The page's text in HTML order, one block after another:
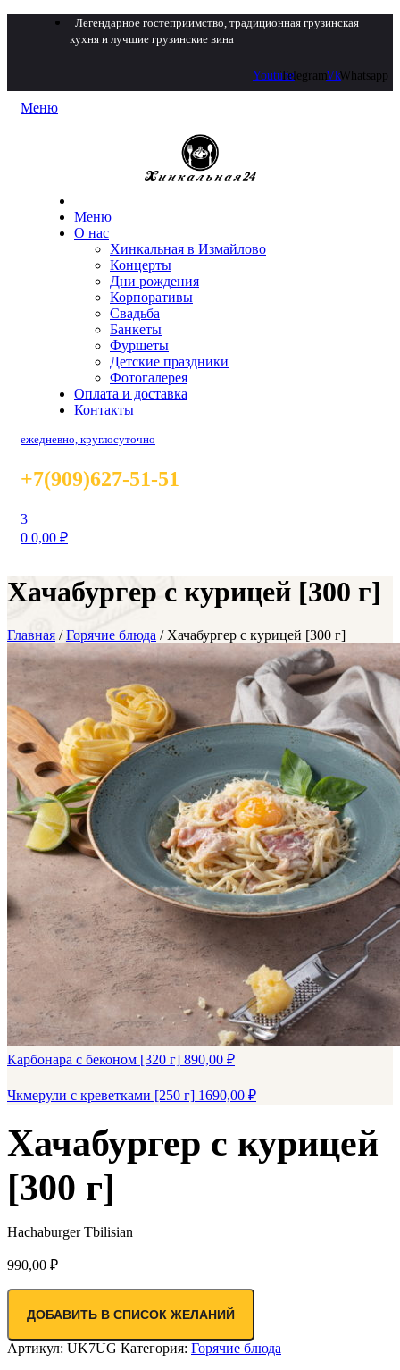
Легендарное гостеприимство, традиционная грузинская
кухня и лучшие грузинские вина
YoutubeTelegramVkWhatsapp
Меню
Меню
О нас
Хинкальная в Измайлово
Концерты
Дни рождения
Корпоративы
Свадьба
Банкеты
Фуршеты
Детские праздники
Фотогалерея
Оплата и доставка
Контакты
ежедневно, круглосуточно
+7(909)627-51-51
3
0 0,00 ₽
Хачабургер с курицей [300 г]
Главная /Горячие блюда / Хачабургер с курицей [300 г]
Карбонара с беконом [320 г] 890,00 ₽
Чкмерули с креветками [250 г] 1690,00 ₽
Хачабургер с курицей
[300 г]
Hachaburger Tbilisian
990,00 ₽
ДОБАВИТЬ В СПИСОК ЖЕЛАНИЙ
Артикул: UK7UG Категория: Горячие блюда